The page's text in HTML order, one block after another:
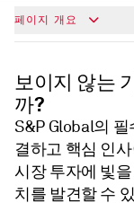
페이지 개요
보이지 않는
까?
S&P Global의
결하고 핵심 인
시장 투자에 빛
치를 발견할 수